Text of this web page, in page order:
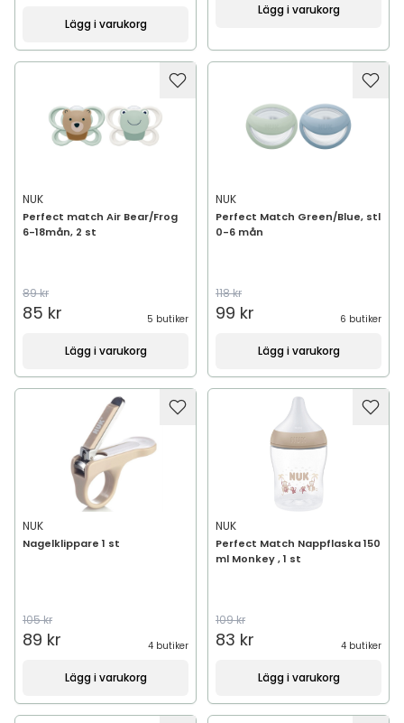
Lägg i varukorg
Lägg i varukorg
NUK
Perfect match Air Bear/Frog
6-18mån, 2 st
89 kr
85 kr 5 butiker
Lägg i varukorg
NUK
Perfect Match Green/Blue, stl
0-6 mån
118 kr
99 kr 6 butiker
Lägg i varukorg
NUK
Nagelklippare 1 st
105 kr
89 kr 4 butiker
Lägg i varukorg
NUK
Perfect Match Nappflaska 150
ml Monkey , 1 st
109 kr
83 kr 4 butiker
Lägg i varukorg